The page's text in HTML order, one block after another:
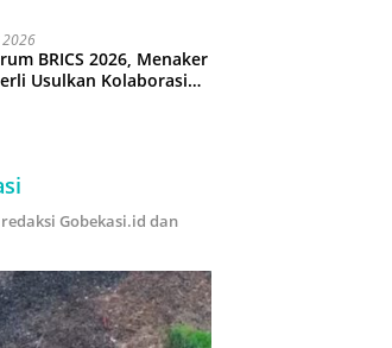
2026
BRICS 2026, Menaker
Usulkan Kolaborasi
Gobekasi.id dan